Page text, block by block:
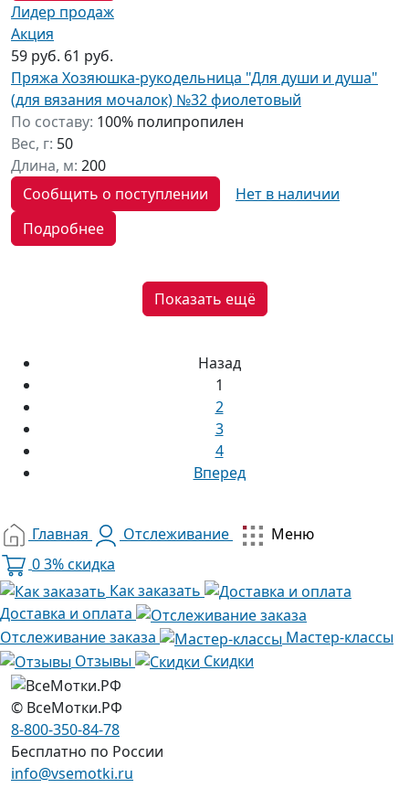
Лидер продаж
Акция
59 руб. 61 руб.
Пряжа Хозяюшка-рукодельница "Для души и душа"
(для вязания мочалок) №32 фиолетовый
По составу: 100% полипропилен
Вес, г: 50
Длина, м: 200
Сообщить о поступлении
Нет в наличии
Подробнее
Показать ещё
Назад
1
2
3
4
Вперед
Главная Отслеживание
Меню
03% скидка
Как заказать
Доставка и оплата
Отслеживание заказа
Мастер-классы
Отзывы
Скидки
© ВсеМотки.РФ
8-800-350-84-78
Бесплатно по России
info@vsemotki.ru